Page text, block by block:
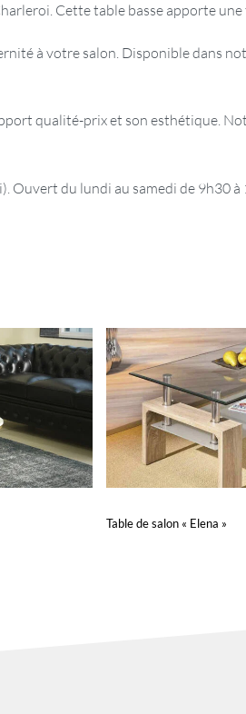
Cette table basse apporte une
à votre salon. Disponible dans
qualité-prix et son esthétique.
Ouvert du lundi au samedi de 9h30 à
Table de salon « Elena »